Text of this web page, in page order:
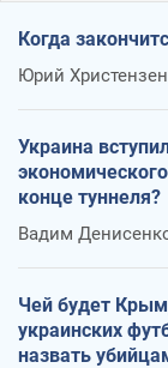
Когда
Юрий Христензен
Украина
конце туннеля?
Вадим
Чей будет
украинских
назвать